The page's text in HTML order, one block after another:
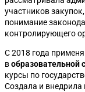
участников
понимание
контролирующего
С 2018 года
вобразовательной
курсы по
Создала и внедрила